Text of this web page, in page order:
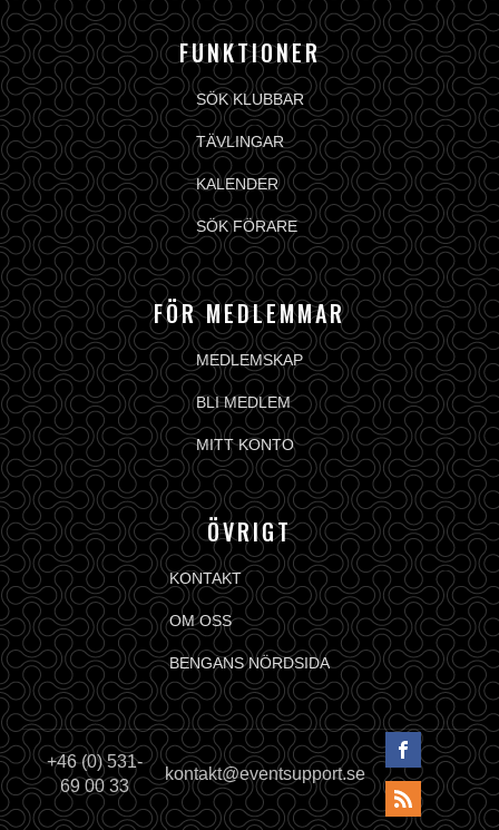
FUNKTIONER
SÖK KLUBBAR
TÄVLINGAR
KALENDER
SÖK FÖRARE
FÖR MEDLEMMAR
MEDLEMSKAP
BLI MEDLEM
MITT KONTO
ÖVRIGT
KONTAKT
OM OSS
BENGANS NÖRDSIDA
+46 (0) 531-
69 00 33
kontakt@eventsupport.se